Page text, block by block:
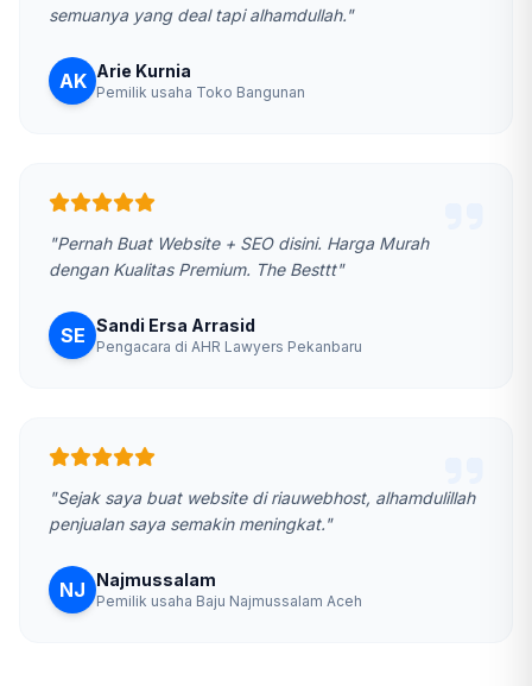
semuanya yang deal tapi alhamdullah."
AK Arie Kurnia
Pemilik usaha Toko Bangunan
"Pernah Buat Website + SEO disini. Harga Murah
dengan Kualitas Premium. The Besttt"
SE Sandi Ersa Arrasid
Pengacara di AHR Lawyers Pekanbaru
"Sejak saya buat website di riauwebhost, alhamdulillah
penjualan saya semakin meningkat."
NJ Najmussalam
Pemilik usaha Baju Najmussalam Aceh